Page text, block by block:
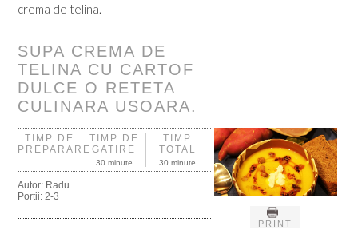
crema de telina.
SUPA CREMA DE
TELINA CU CARTOF
DULCE O RETETA
CULINARA USOARA.
PRINT
TIMP DE
PREPARARE
TIMP DE
GATIRE
30 minute
TIMP
TOTAL
30 minute
Autor: Radu
Portii:2-3